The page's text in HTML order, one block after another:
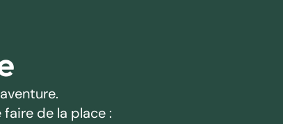
de la place :